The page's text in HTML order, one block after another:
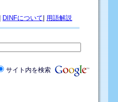
DINFについて 用語解説
サイト内を検索